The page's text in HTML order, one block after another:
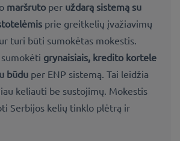
maršruto per uždarą sistemą su
prie greitkelių įvažiavimų
turi būti sumokėtas mokestis.
grynaisiais, kredito kortele
būdu per ENP sistemą. Tai leidžia
keliauti be sustojimų. Mokestis
Serbijos kelių tinklo plėtrą ir